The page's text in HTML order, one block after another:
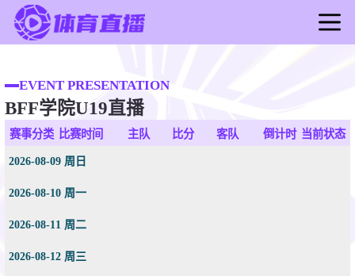
足球直播
篮球直播
足球录像
篮球新闻
EVENT PRESENTATION
BFF学院U19直播
赛事分类 比赛时间 主队 比分 客队 倒计时 当前状态
2026-08-09 周日
2026-08-10 周一
2026-08-11 周二
2026-08-12 周三